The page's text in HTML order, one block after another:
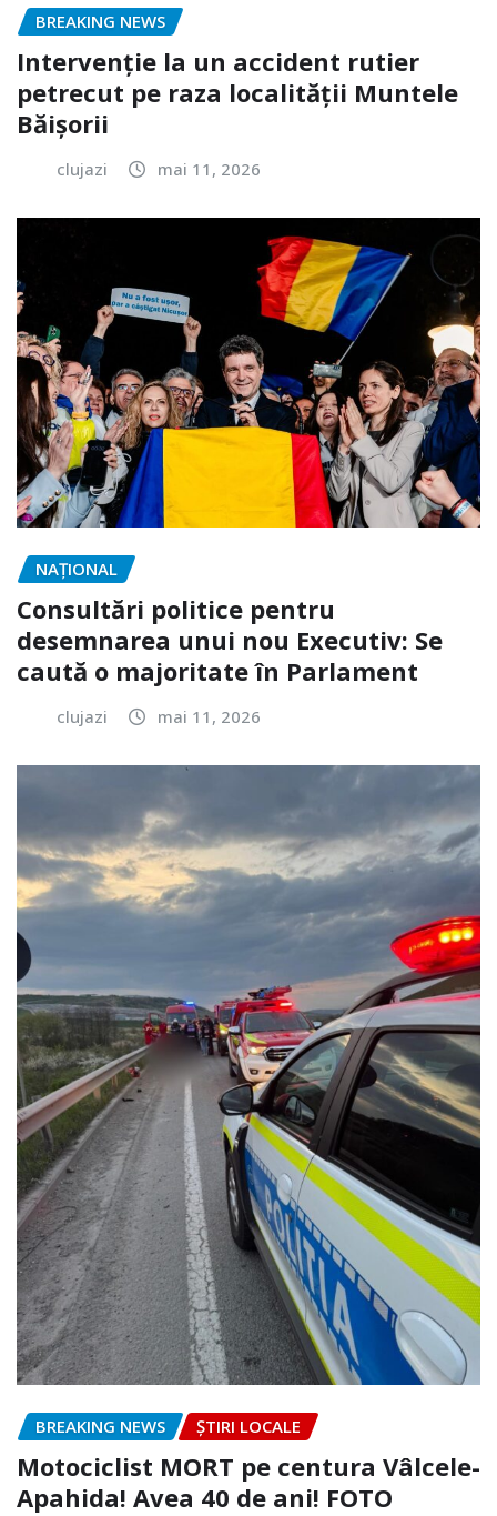
BREAKING NEWS
Intervenție la un accident rutier
petrecut pe raza localității Muntele
Băișorii
clujazi mai 11, 2026
NAŢIONAL
Consultări politice pentru
desemnarea unui nou Executiv: Se
caută o majoritate în Parlament
clujazi mai 11, 2026
BREAKING NEWS ȘTIRI LOCALE
Motociclist MORT pe centura Vâlcele-
Apahida! Avea 40 de ani! FOTO